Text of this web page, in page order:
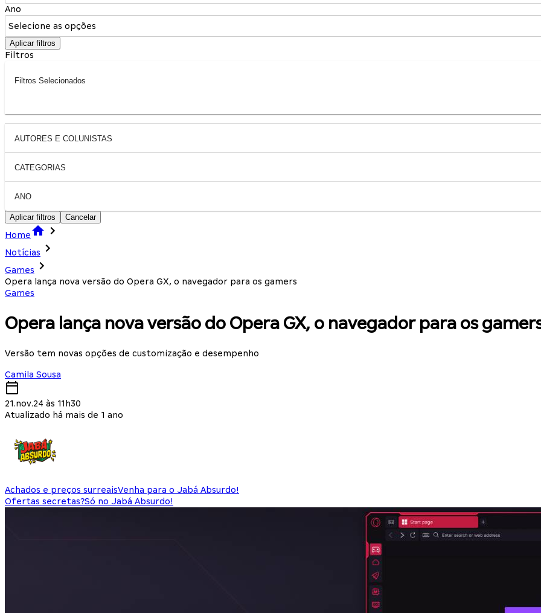
Ano
Selecione as opções
Aplicar filtros
Filtros
Filtros Selecionados
AUTORES E COLUNISTAS
CATEGORIAS
ANO
Aplicar filtros Cancelar
Home
Notícias
Games
Opera lança nova versão do Opera GX, o navegador para os gamers
Games
Opera lança nova versão do Opera GX, o navegador para os
Versão tem novas opções de customização e desempenho
Camila Sousa
21.nov.24 às 11h30
Atualizado há mais de 1 ano
Achados e preços surreaisVenha para o Jabá Absurdo!
Ofertas secretas?Só no Jabá Absurdo!